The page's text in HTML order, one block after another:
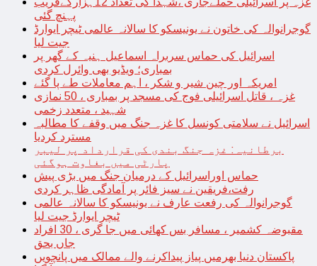
پہنچ گئی
گوجرانوالہ کی خاتون نے یونیسکو کا سالانہ عالمی ٹیچر ایوارڈ
جیت لیا
اسرائیل کی حماس سربراہ اسماعیل ہنیہ کے گھر پر
بمباری؛ ویڈیو بھی وائرل کردی
امریکہ اور چین شیر و شکر ، اہم معاملات طے پا گئے
غزہ ، قاتل اسرائیلی فوج کی مسجد پر بمباری ، 50 نمازی
شہید ، متعدد زخمی
اسرائیل نے سلامتی کونسل کا غزہ جنگ میں وقفے کا مطالبہ
مسترد کردیا
برطانیہ: غزہ جنگ بندی کی قرارداد پر لیبر
پارٹی میں بغاوت ہوگئی
حماس اوراسرائیل کے درمیان جنگ میں بڑی پیش
رفت،فریقین نے سیز فائر پر آمادگی ظاہر کردی
گوجرانوالہ کی رفعت عارف نے یونیسکو کا سالانہ عالمی
ٹیچر ایوارڈ جیت لیا
مقبوضہ کشمیر ، مسافر بس کھائی میں جا گری ، 30 افراد
جاں بحق
پاکستان دنیا بھرمیں پیاز پیداکرنے والے ممالک میں پانچویں